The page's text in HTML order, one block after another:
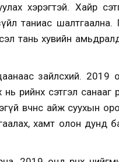
хэрэгтэй. Хайр
таниас шалтгаална.
тань хувийн
зайлсхий. 2019
сэтгэл санааг
өвчнөөс айж суухын
хамт олон дунд